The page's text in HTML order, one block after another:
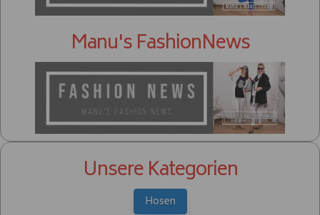
Manu's FashionNews
Unsere Kategorien
Hosen